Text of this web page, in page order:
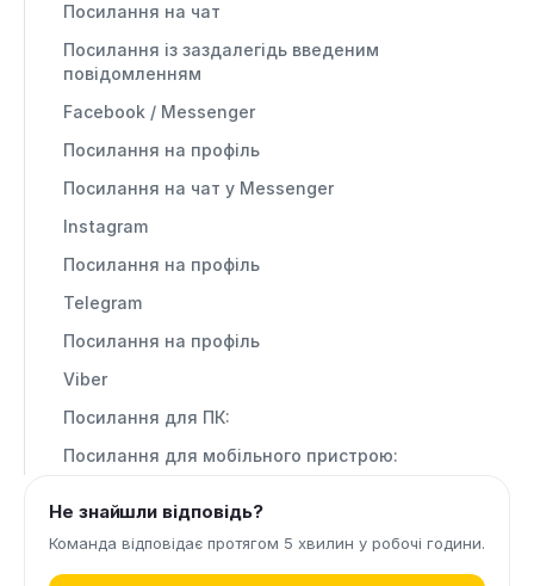
Посилання на чат
Посилання із заздалегідь введеним
повідомленням
Facebook / Messenger
Посилання на профіль
Посилання на чат у Messenger
Instagram
Посилання на профіль
Telegram
Посилання на профіль
Viber
Посилання для ПК:
Посилання для мобільного пристрою:
Не знайшли відповідь?
Команда відповідає протягом 5 хвилин у робочі години.